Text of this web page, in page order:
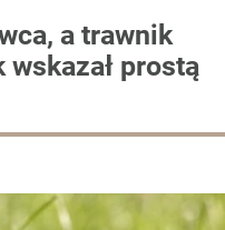
a trawnik
wskazał prostą